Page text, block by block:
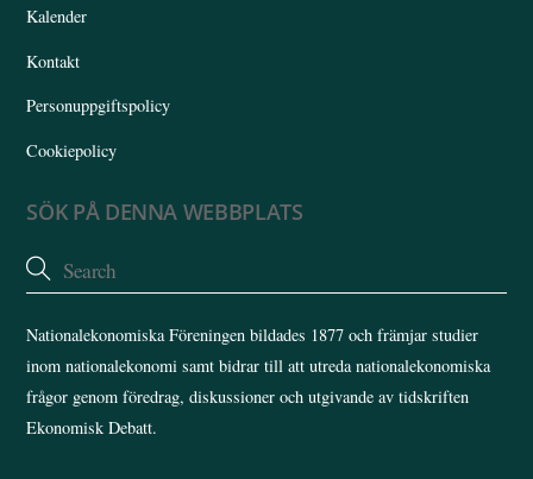
Kalender
Kontakt
Personuppgiftspolicy
Cookiepolicy
SÖK PÅ DENNA WEBBPLATS
Nationalekonomiska Föreningen bildades 1877 och främjar studier
inom nationalekonomi samt bidrar till att utreda nationalekonomiska
frågor genom föredrag, diskussioner och utgivande av tidskriften
Ekonomisk Debatt.